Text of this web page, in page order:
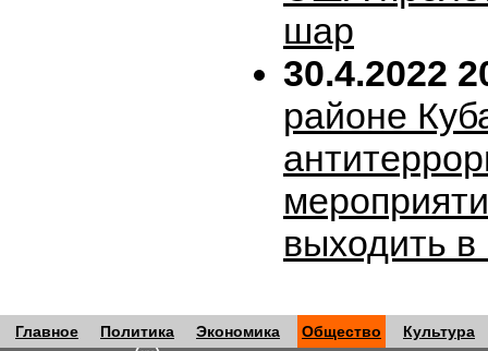
шар
30.4.2022
районе
выходить
Главное Политика Экономика Общество Культура